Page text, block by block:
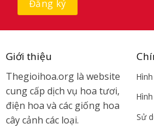
Giới thiệu
Thegioihoa.org là website
cung cấp dịch vụ hoa tươi,
điện hoa và các giống hoa
cây cảnh các loại.
Sử